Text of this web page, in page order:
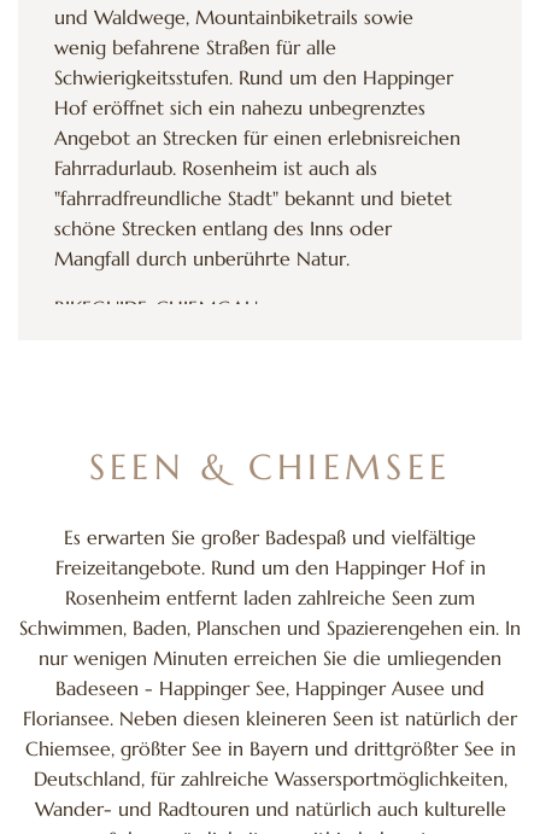
und Waldwege, Mountainbiketrails sowie
wenig befahrene Straßen für alle
Schwierigkeitsstufen. Rund um den Happinger
Hof eröffnet sich ein nahezu unbegrenztes
Angebot an Strecken für einen erlebnisreichen
Fahrradurlaub. Rosenheim ist auch als
"fahrradfreundliche Stadt" bekannt und bietet
schöne Strecken entlang des Inns oder
Mangfall durch unberührte Natur.
BIKEGUIDE-CHIEMGAU
geführte Touren für Mountainbike-Begeisterte
aus der Region Chiemgau und darüber hinaus
Mountainbiken zu haben, egal ob Anfänger
oder Profi, Firmen oder Gruppen, Senioren
oder Kids. Während der persönlich
angepassten Mountainbike Touren und
Fahrtechnikkurse zeigt Ihnen das Team die
schönsten Wege und Abfahrten in Bayern,
Oberbayern und im Chiemgau. Mit kleinen
Gruppenstärken bis max. 6 Personen ist es
möglich, sich individuell auf jeden Einzelnen zu
konzentrieren, um einen optimalen Erfolg und
SEEN & CHIEMSEE
Es erwarten Sie großer Badespaß und vielfältige
Freizeitangebote. Rund um den Happinger Hof in
Rosenheim entfernt laden zahlreiche Seen zum
Schwimmen, Baden, Planschen und Spazierengehen ein. In
nur wenigen Minuten erreichen Sie die umliegenden
Badeseen - Happinger See, Happinger Ausee und
Floriansee. Neben diesen kleineren Seen ist natürlich der
Chiemsee, größter See in Bayern und drittgrößter See in
Deutschland, für zahlreiche Wassersportmöglichkeiten,
Wander- und Radtouren und natürlich auch kulturelle